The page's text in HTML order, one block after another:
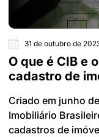
31 de outubro de
O que é CIB e
cadastro de
Criado em junho
Imobiliário
cadastros de